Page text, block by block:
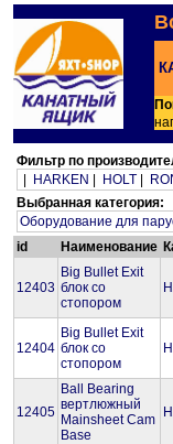
Фильтр по
HARKEN HOLT
Выбранная категория:
Оборудование для
id
Наименование
12403
Big Bullet Exit
блок со
стопором
12404
Big Bullet Exit
блок со
стопором
12405
Ball Bearing
вертлюжный
Mainsheet Cam
Base